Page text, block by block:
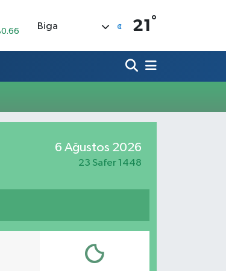
Biga 21 °
6 Ağustos 2026
23 Safer 1448